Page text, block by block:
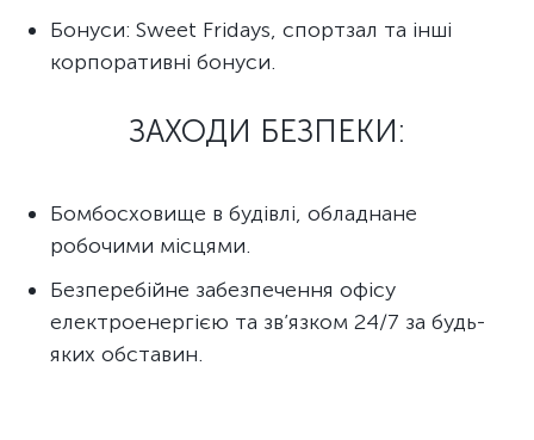
Бонуси: Sweet Fridays, спортзал та інші
корпоративні бонуси.
ЗАХОДИ БЕЗПЕКИ:
Бомбосховище в будівлі, обладнане
робочими місцями.
Безперебійне забезпечення офісу
електроенергією та зв’язком 24/7 за будь-
яких обставин.